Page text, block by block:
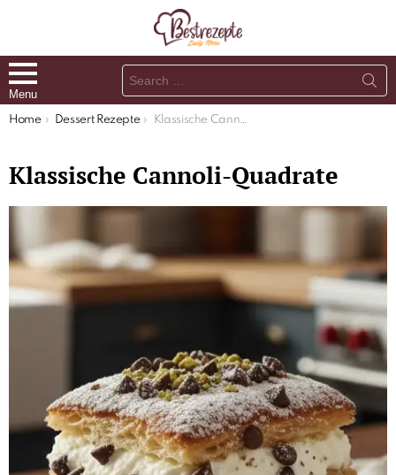
Menu
Search
for:
You are here:
Home Dessert Rezepte Klassische Cannoli-Quadrate
Klassische Cannoli-Quadrate